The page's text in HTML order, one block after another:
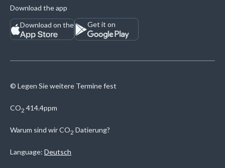
Download the app
Download on the
Get it on
© Legen Sie weitere Termine fest
CO2 414.4ppm
Warum sind wirCO2 Datierung?
Language: Deutsch